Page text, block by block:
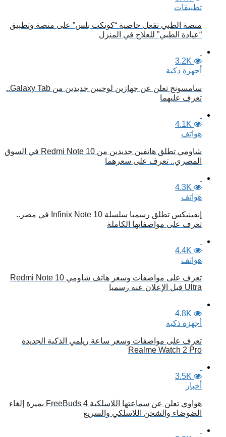
تطبيقات
منصة الطبي تفعل خاصية “كونكت بلس” على منصة وتطبيق
“عيادة الطبي” للعلاج في المنزل
3.2K
أجهزة ذكية
سامسونج تعلن عن جهازين لوحيين جديدين من Galaxy Tab..
تعرف عليهما
4.1K
هواتف
شاومي تطلق هاتفين جديدين من Redmi Note 10 في السوق
المصري.. تعرف على سعرهما
4.3K
هواتف
إنفينيكس تطلق رسميا سلسلة Infinix Note 10 في مصر..
تعرف على مواصفاتها الكاملة
4.4K
هواتف
تعرف على مواصفات وسعر هاتف شاومي Redmi Note 10
Ultra قبل الإعلان عنه رسميا
4.8K
أجهزة ذكية
تعرف على مواصفات وسعر ساعة ريلمي الذكية الجديدة
Realme Watch 2 Pro
3.5K
أخبار
هواوي تعلن عن سماعتها اللاسلكية FreeBuds 4 بميزة إلغاء
الضوضاء والشحن اللاسلكي والسريع